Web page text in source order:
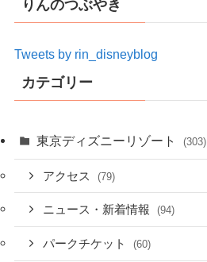
りんのつぶやき
Tweets by rin_disneyblog
カテゴリー
東京ディズニーリゾート (303)
アクセス (79)
ニュース・新着情報 (94)
パークチケット (60)